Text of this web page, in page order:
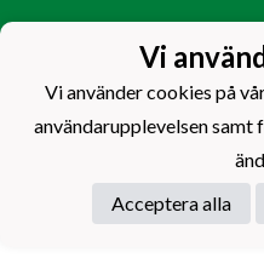
Powered by
Vi
Vi använder cookies på
användarupplevelsen
Acceptera alla